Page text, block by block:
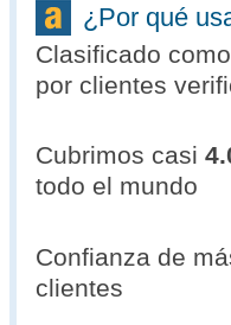
¿Por qué
Clasificado como
por clientes
Cubrimos casi
todo el mundo
Confianza de
clientes